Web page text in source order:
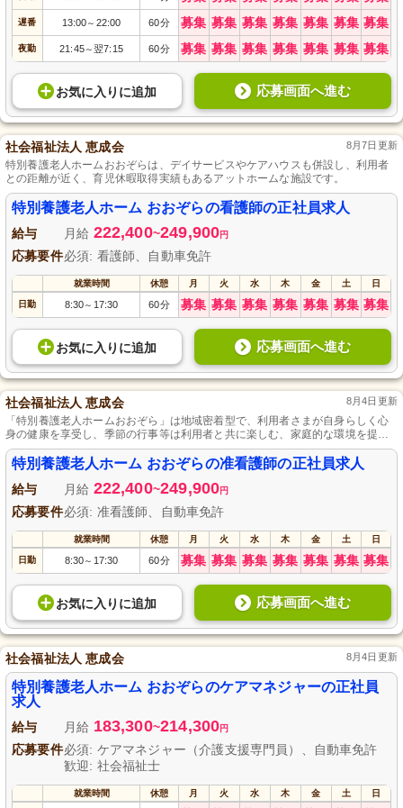
遅番 13:00～ 22:00 60分 募集 募集 募集 募集 募集 募集 募集
夜勤 21:45～翌7:15 60分 募集 募集 募集 募集 募集 募集 募集
お気に入り に追加 応募画面へ進む
社会福祉法人 恵成会 8月7日更新
特別養護老人ホームおおぞらは、デイサービスやケアハウスも併設し、利用者
との距離が近く、育児休暇取得実績もあるアットホームな施設です。
特別養護老人ホーム おおぞらの看護師の正社員求人
給与 月給 222,400~249,900円
応募要件必須: 看護師、自動車免許
就業時間 休憩 月 火 水 木 金 土 日
日勤 8:30～ 17:30 60分 募集 募集 募集 募集 募集 募集 募集
お気に入り に追加 応募画面へ進む
社会福祉法人 恵成会 8月4日更新
「特別養護老人ホームおおぞら」は地域密着型で、利用者さまが自身らしく心
身の健康を享受し、季節の行事等は利用者と共に楽しむ、家庭的な環境を提供
しています。
特別養護老人ホーム おおぞらの准看護師の正社員求人
給与 月給 222,400~249,900円
応募要件必須: 准看護師、自動車免許
就業時間 休憩 月 火 水 木 金 土 日
日勤 8:30～ 17:30 60分 募集 募集 募集 募集 募集 募集 募集
お気に入り に追加 応募画面へ進む
社会福祉法人 恵成会 8月4日更新
特別養護老人ホーム おおぞらのケアマネジャーの正社員
求人
給与 月給 183,300~214,300円
応募要件必須: ケアマネジャー（介護支援専門員）、自動車免許
歓迎: 社会福祉士
就業時間 休憩 月 火 水 木 金 土 日